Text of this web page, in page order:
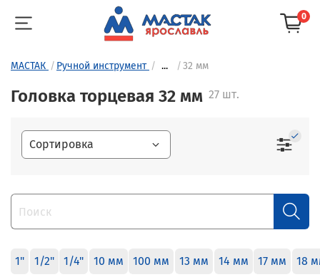
0
МАСТАК Ручной инструмент ... 32 мм
Головка торцевая 32 мм 27 шт.
1" 1/2" 1/4" 10 мм 100 мм 13 мм 14 мм 17 мм 18